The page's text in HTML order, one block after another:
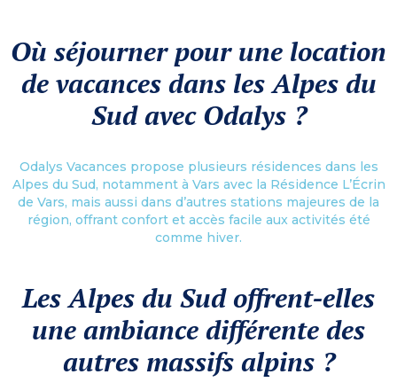
Où séjourner pour une location
de vacances dans les Alpes du
Sud avec Odalys ?
Odalys Vacances propose plusieurs résidences dans les
Alpes du Sud, notamment à Vars avec la Résidence L’Écrin
de Vars, mais aussi dans d’autres stations majeures de la
région, offrant confort et accès facile aux activités été
comme hiver.
Les Alpes du Sud offrent-elles
une ambiance différente des
autres massifs alpins ?